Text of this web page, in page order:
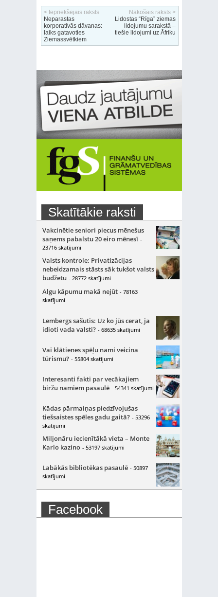
< Iepriekšējais raksts
Neparastas
korporatīvās dāvanas:
laiks gatavoties
Ziemassvētkiem
Nākošais raksts >
Lidostas “Rīga” ziemas
lidojumu sarakstā –
tiešie lidojumi uz Āfriku
Skatītākie raksti
Vakcinētie seniori piecus mēnešus
saņems pabalstu 20 eiro mēnesī -
23716 skatījumi
Valsts kontrole: Privatizācijas
nebeidzamais stāsts sāk tukšot valsts
budžetu - 28772 skatījumi
Algu kāpumu makā nejūt - 78163
skatījumi
Lembergs sašutis: Uz ko jūs cerat, ja
idioti vada valsti? - 68635 skatījumi
Vai klātienes spēļu nami veicina
tūrismu? - 55804 skatījumi
Interesanti fakti par vecākajiem
biržu namiem pasaulē - 54341 skatījumi
Kādas pārmaiņas piedzīvojušas
tiešsaistes spēles gadu gaitā? - 53296
skatījumi
Miljonāru iecienītākā vieta – Monte
Karlo kazino - 53197 skatījumi
Labākās bibliotēkas pasaulē - 50897
skatījumi
Facebook